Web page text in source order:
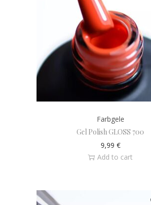
Farbgele
Gel Polish GLOSS 700
9,99 €
Add to cart